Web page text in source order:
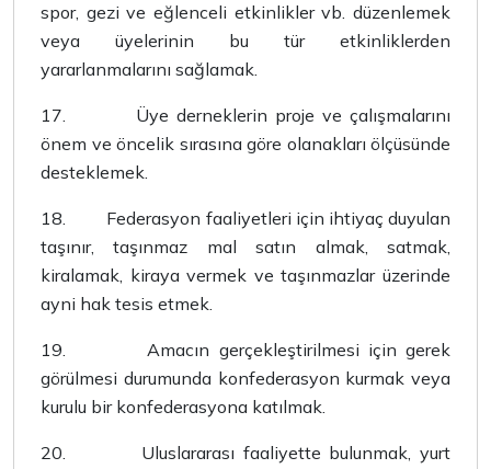
spor, gezi ve eğlenceli etkinlikler vb. düzenlemek
veya üyelerinin bu tür etkinliklerden
yararlanmalarını sağlamak.
17.
Üye derneklerin proje ve çalışmalarını
önem ve öncelik sırasına göre olanakları ölçüsünde
desteklemek.
18.
Federasyon faaliyetleri için ihtiyaç duyulan
taşınır, taşınmaz mal satın almak, satmak,
kiralamak, kiraya vermek ve taşınmazlar üzerinde
ayni hak tesis etmek.
19.
Amacın gerçekleştirilmesi için gerek
görülmesi durumunda konfederasyon kurmak veya
kurulu bir konfederasyona katılmak.
20.
Uluslararası faaliyette bulunmak, yurt